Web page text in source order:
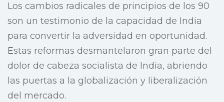
Los cambios radicales de principios de los 90
son un testimonio de la capacidad de India
para convertir la adversidad en oportunidad.
Estas reformas desmantelaron gran parte del
dolor de cabeza socialista de India, abriendo
las puertas a la globalización y liberalización
del mercado.